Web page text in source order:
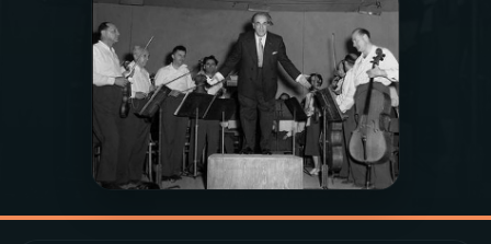
PROGRAMAÇÃO
PROGRAMAS
PODCASTS